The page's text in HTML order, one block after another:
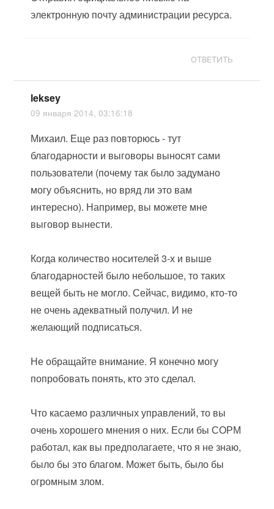
электронную почту администрации ресурса.
ОТВЕТИТЬ
leksey
09 января 2014, 03:16:18
Михаил. Еще раз повторюсь - тут
благодарности и выговоры выносят сами
пользователи (почему так было задумано
могу объяснить, но вряд ли это вам
интересно). Например, вы можете мне
выговор вынести.
Когда количество носителей 3-х и выше
благодарностей было небольшое, то таких
вещей быть не могло. Сейчас, видимо, кто-то
не очень адекватный получил. И не
желающий подписаться.
Не обращайте внимание. Я конечно могу
попробовать понять, кто это сделал.
Что касаемо различных управлений, то вы
очень хорошего мнения о них. Если бы СОРМ
работал, как вы предполагаете, что я не знаю,
было бы это благом. Может быть, было бы
огромным злом.